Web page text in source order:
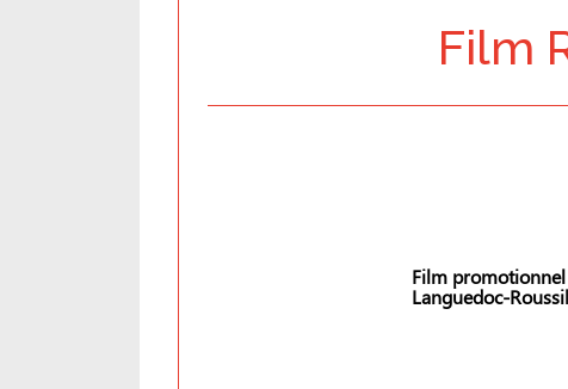
Film
Film promotionnel
Languedoc-